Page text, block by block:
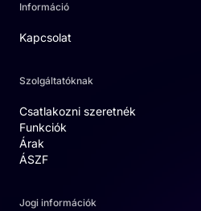
Információ
Kapcsolat
Szolgáltatóknak
Csatlakozni szeretnék
Funkciók
Árak
ÁSZF
Jogi információk